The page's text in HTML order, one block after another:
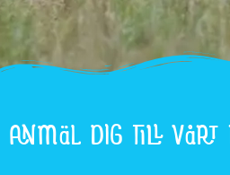
ANMÄL DIG TILL VÅRT